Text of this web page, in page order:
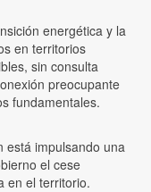
energética y la
en territorios
sin consulta
preocupante
fundamentales.
está impulsando una
el cese
en el territorio.